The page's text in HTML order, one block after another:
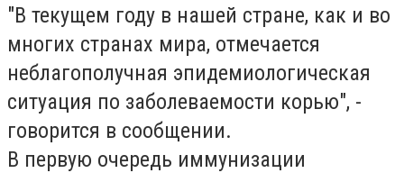
"В текущем году в нашей стране, как и во
многих странах мира, отмечается
неблагополучная эпидемиологическая
ситуация по заболеваемости корью", -
говорится в сообщении.
В первую очередь иммунизации